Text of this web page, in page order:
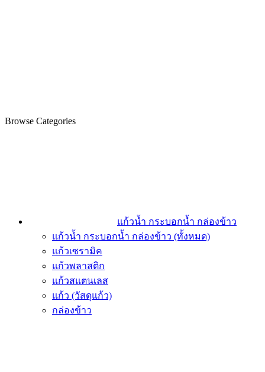
Browse Categories
แก้วน้ำ กระบอกน้ำ กล่องข้าว
แก้วน้ำ กระบอกน้ำ กล่องข้าว (ทั้งหมด)
แก้วเซรามิค
แก้วพลาสติก
แก้วสแตนเลส
แก้ว (วัสดุแก้ว)
กล่องข้าว